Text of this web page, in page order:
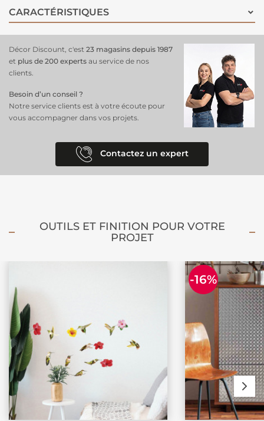
avec des éléments décoratifs comme des coussins graphiques, des
rideaux aux couleurs vives ou des accessoires super-héros. Unedéco
CARACTÉRISTIQUES
Décor Discount, c'est 23 magasins depuis 1987
et plus de 200 experts au service de nos
clients.
Besoin d’un conseil ?
Notre service clients est à votre écoute pour
vous accompagner dans vos projets.
Contactez un expert
OUTILS ET FINITION POUR VOTRE
PROJET
-16%